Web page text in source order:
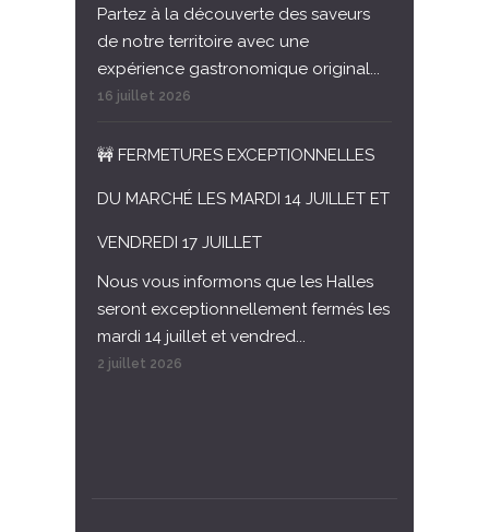
Partez à la découverte des saveurs
de notre territoire avec une
expérience gastronomique original...
16 juillet 2026
🚧 FERMETURES EXCEPTIONNELLES
DU MARCHÉ LES MARDI 14 JUILLET ET
VENDREDI 17 JUILLET
Nous vous informons que les Halles
seront exceptionnellement fermés les
mardi 14 juillet et vendred...
2 juillet 2026